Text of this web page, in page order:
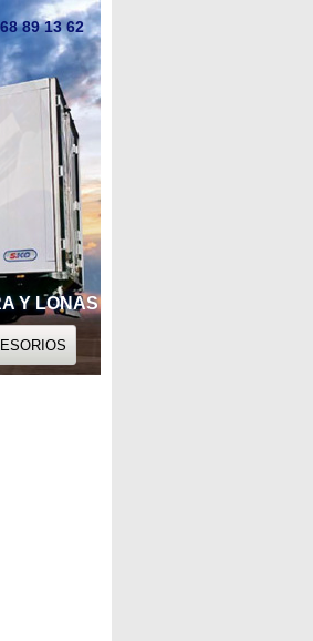
89 13 62
Y LONAS